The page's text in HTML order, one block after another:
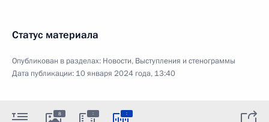
Статус материала
Опубликован в разделах: Новости, Выступления и стенограммы
Дата публикации: 10 января 2024 года, 13:40
8 : :